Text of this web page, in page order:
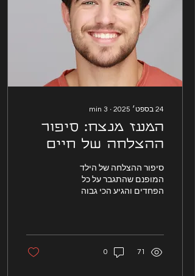
24 בספט׳ 2025 ∙
3
min
המעז מנצח: סיפור
ההצלחה של חיים
סיפור ההצלחה של הילד
המופנם שהתגבר על כל
הפחדים והגיע הכי גבוה
71
0